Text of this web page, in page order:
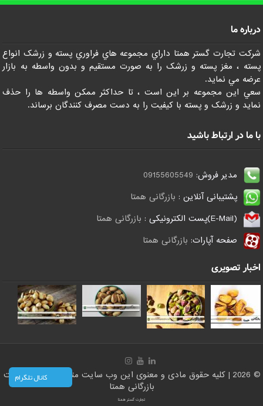
درباره ما
شرکت تجارت گستر همتا داراي مجموعه هاي فراوري پسته و زرشک انواع
پسته ، مغز پسته و زرشک را به صورت مستقيم و بدون واسطه به بازار
عرضه مي نمايد.
سعي اين مجموعه بر اين است ، تا حداکثر ممکن واسطه ها را حذف
نمايد و زرشک و پسته با کيفيت را به دست مصرف کنندگان برساند.
با ما در ارتباط باشید
مدیر فروش: 09155605549
پشتیبانی آنلاین : بازرگانی همتا
(E-Mail)پست الکترونیکی :
بازرگانی همتا
صفحه آپارات: بازرگانی همتا
اخبار تصویری
© 2026 | کلیه حقوق مادی و معنوی این وب سایت متعلق است به سایت
بازرگانی همتا
تجارت گستر همتا
کانال تلگرام